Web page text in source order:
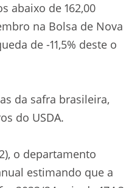
abaixo de 162,00
na Bolsa de Nova
de -11,5% deste o
da safra brasileira,
do USDA.
o departamento
estimando que a